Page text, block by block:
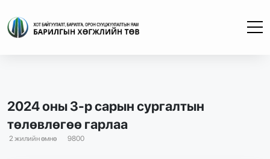
2024 оны 3-р сарын сургалтын
төлөвлөгөө гарлаа
2 жилийн өмнө 9800